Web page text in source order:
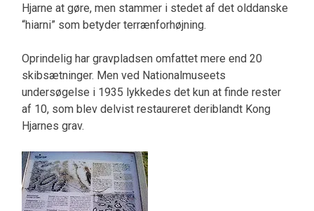
Hjarne at gøre, men stammer i stedet af det olddanske
“hiarni” som betyder terrænforhøjning.
Oprindelig har gravpladsen omfattet mere end 20
skibsætninger. Men ved Nationalmuseets
undersøgelse i 1935 lykkedes det kun at finde rester
af 10, som blev delvist restaureret deriblandt Kong
Hjarnes grav.